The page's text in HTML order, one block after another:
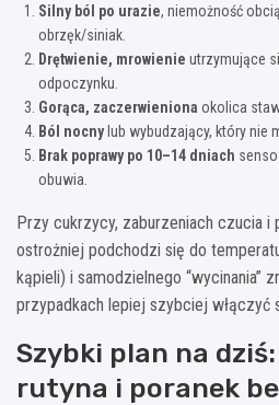
Silny ból po urazie, niemożność
obrzęk/siniak.
Drętwienie, mrowienie utrzymujące
odpoczynku.
Gorąca, zaczerwieniona okolica
Ból nocnylub wybudzający, który nie
Brak poprawy po 10–14 dniach
obuwia.
Przy cukrzycy, zaburzeniach czucia i
ostrożniej podchodzi się do
kąpieli) i samodzielnego “wycinania”
przypadkach lepiej szybciej włączyć
Szybki plan na
rutyna i poranek